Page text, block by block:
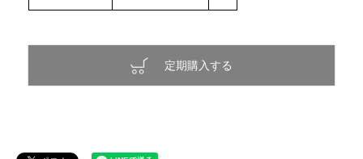
定期購入する